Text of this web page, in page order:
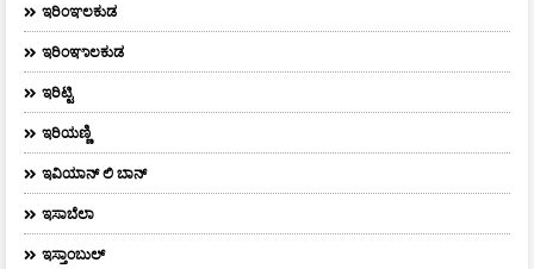
ಇರಿಂಞಲಕುಡ
ಇರಿಂಞಾಲಕುಡ
ಇರಿಟ್ಟಿ
ಇರಿಯಣ್ಣಿ
ಇವಿಯಾನ್‌ ಲಿ ಬಾನ್‌
ಇಸಾಬೆಲಾ
ಇಸ್ತಾಂಬುಲ್